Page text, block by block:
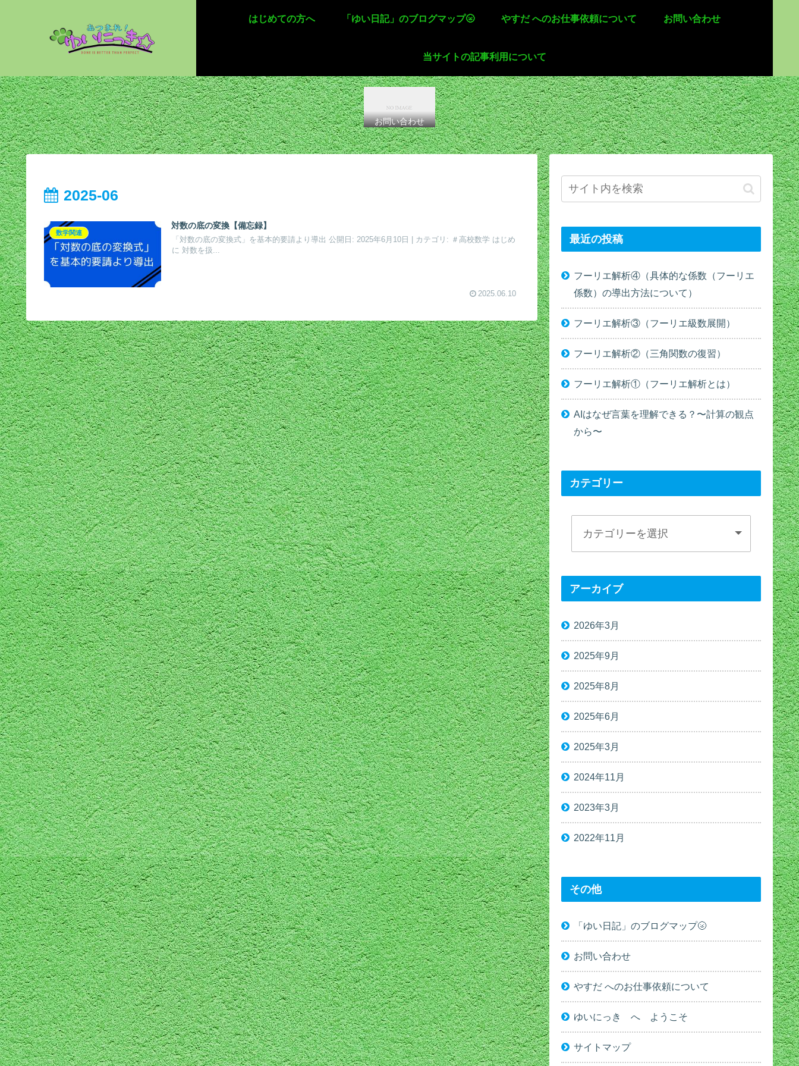
はじめての方へ 「ゆい日記」のブログマップ🌝 やすだ へのお仕事依頼について お問い合わせ
当サイトの記事利用について
お問い合わせ
2025-06
数学関連
対数の底の変換【備忘録】
「対数の底の変換式」を基本的要請より導出 公開日: 2025年6月10日 | カテゴリ: ＃高校数学 はじめ
に 対数を扱...
2025.06.10
最近の投稿
フーリエ解析④（具体的な係数（フーリエ
係数）の導出方法について）
フーリエ解析③（フーリエ級数展開）
フーリエ解析②（三角関数の復習）
フーリエ解析①（フーリエ解析とは）
AIはなぜ言葉を理解できる？〜計算の観点
から〜
カテゴリー
アーカイブ
2026年3月
2025年9月
2025年8月
2025年6月
2025年3月
2024年11月
2023年3月
2022年11月
その他
「ゆい日記」のブログマップ🌝
お問い合わせ
やすだ へのお仕事依頼について
ゆいにっき へ ようこそ
サイトマップ